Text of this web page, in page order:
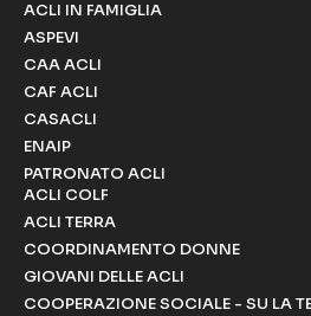
ACLI IN FAMIGLIA
ASPEVI
CAA ACLI
CAF ACLI
CASACLI
ENAIP
PATRONATO ACLI
ACLI COLF
ACLI TERRA
COORDINAMENTO DONNE
GIOVANI DELLE ACLI
COOPERAZIONE SOCIALE - SU LA